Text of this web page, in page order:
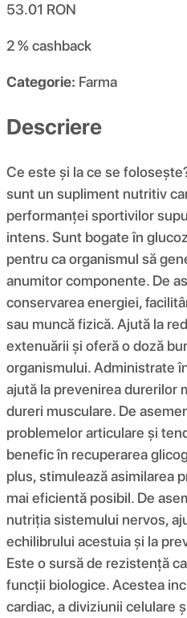
53.01 RON
2 %cashback
Categorie: Farma
Descriere
Ce este și la ce se
sunt un supliment nutritiv
performanței sportivilor
intens. Sunt bogate în
pentru ca organismul să
anumitor componente. De
conservarea energiei,
sau muncă fizică. Ajută la
extenuării și oferă o doză
organismului. Administrate
ajută la prevenirea durerilor
dureri musculare. De
problemelor articulare și
benefic în recuperarea
plus, stimulează asimilarea
mai eficientă posibil. De
nutriția sistemului nervos,
echilibrului acestuia și la
Este o sursă de rezistență
funcții biologice. Acestea
cardiac, a diviziunii celulare